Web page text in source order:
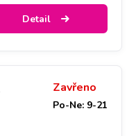
Detail
Zavřeno
Po-Ne: 9-21